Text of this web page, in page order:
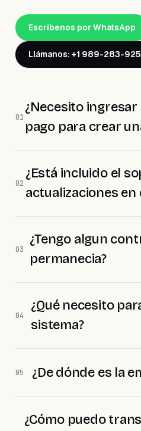
Escríbenos por WhatsApp
Llámanos: +1 989-283-
01
¿Necesito
pago para crear
02
¿Está incluido el
actualizaciones en
03
¿Tengo algun
permanecia?
04
¿Qué necesito
sistema?
05 ¿De dónde es la
¿Cómo puedo